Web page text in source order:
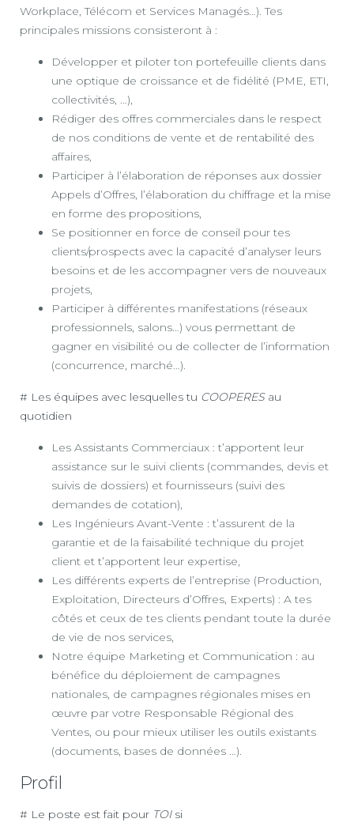
Workplace, Télécom et Services Managés…). Tes
principales missions consisteront à :
Développer et piloter ton portefeuille clients dans
une optique de croissance et de fidélité (PME, ETI,
collectivités, …),
Rédiger des offres commerciales dans le respect
de nos conditions de vente et de rentabilité des
affaires,
Participer à l’élaboration de réponses aux dossier
Appels d’Offres, l’élaboration du chiffrage et la mise
en forme des propositions,
Se positionner en force de conseil pour tes
clients/prospects avec la capacité d’analyser leurs
besoins et de les accompagner vers de nouveaux
projets,
Participer à différentes manifestations (réseaux
professionnels, salons…) vous permettant de
gagner en visibilité ou de collecter de l’information
(concurrence, marché…).
# Les équipes avec lesquelles tu COOPERES au
quotidien
Les Assistants Commerciaux : t’apportent leur
assistance sur le suivi clients (commandes, devis et
suivis de dossiers) et fournisseurs (suivi des
demandes de cotation),
Les Ingénieurs Avant-Vente : t’assurent de la
garantie et de la faisabilité technique du projet
client et t’apportent leur expertise,
Les différents experts de l’entreprise (Production,
Exploitation, Directeurs d’Offres, Experts) : A tes
côtés et ceux de tes clients pendant toute la durée
de vie de nos services,
Notre équipe Marketing et Communication : au
bénéfice du déploiement de campagnes
nationales, de campagnes régionales mises en
œuvre par votre Responsable Régional des
Ventes, ou pour mieux utiliser les outils existants
(documents, bases de données …).
Profil
# Le poste est fait pour TOI si